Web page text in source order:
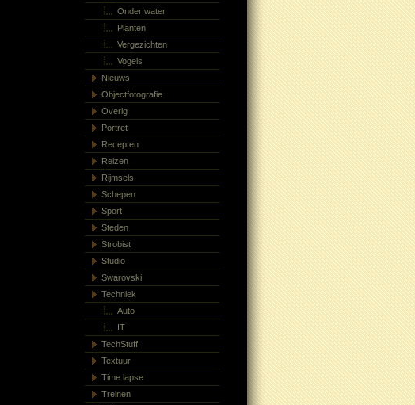
Onder water
Planten
Vergezichten
Vogels
Nieuws
Objectfotografie
Overig
Portret
Recepten
Reizen
Rijmsels
Schepen
Sport
Steden
Strobist
Studio
Swarovski
Techniek
Auto
IT
TechStuff
Textuur
Time lapse
Treinen